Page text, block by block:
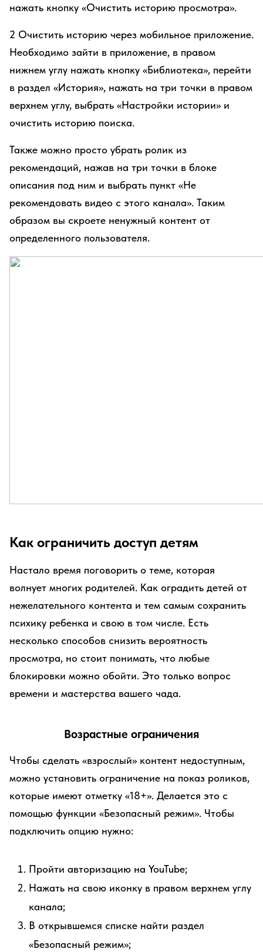
нажать кнопку «Очистить историю просмотра».
2 Очистить историю через мобильное приложение.
Необходимо зайти в приложение, в правом
нижнем углу нажать кнопку «Библиотека», перейти
в раздел «История», нажать на три точки в правом
верхнем углу, выбрать «Настройки истории» и
очистить историю поиска.
Также можно просто убрать ролик из
рекомендаций, нажав на три точки в блоке
описания под ним и выбрать пункт «Не
рекомендовать видео с этого канала». Таким
образом вы скроете ненужный контент от
определенного пользователя.
Как ограничить доступ детям
Настало время поговорить о теме, которая
волнует многих родителей. Как оградить детей от
нежелательного контента и тем самым сохранить
психику ребенка и свою в том числе. Есть
несколько способов снизить вероятность
просмотра, но стоит понимать, что любые
блокировки можно обойти. Это только вопрос
времени и мастерства вашего чада.
Возрастные ограничения
Чтобы сделать «взрослый» контент недоступным,
можно установить ограничение на показ роликов,
которые имеют отметку «18+». Делается это с
помощью функции «Безопасный режим». Чтобы
подключить опцию нужно:
Пройти авторизацию на YouTube;
Нажать на свою иконку в правом верхнем углу
канала;
В открывшемся списке найти раздел
«Безопасный режим»;